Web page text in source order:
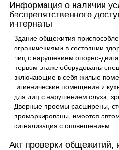
Информация о наличии
беспрепятственного
интернаты
Здание общежития
ограничениями в состоянии
лиц с нарушением опорно-
первом этаже оборудованы
включающие в себя жилые
гигиенические помещения и
для лиц с нарушением слуха,
Дверные проемы расширены,
промаркированы, имеется
сигнализация с оповещением.
Акт проверки общежитий,